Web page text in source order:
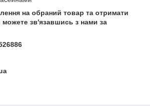
на обраний товар та отримати
можете зв'язавшись з нами за